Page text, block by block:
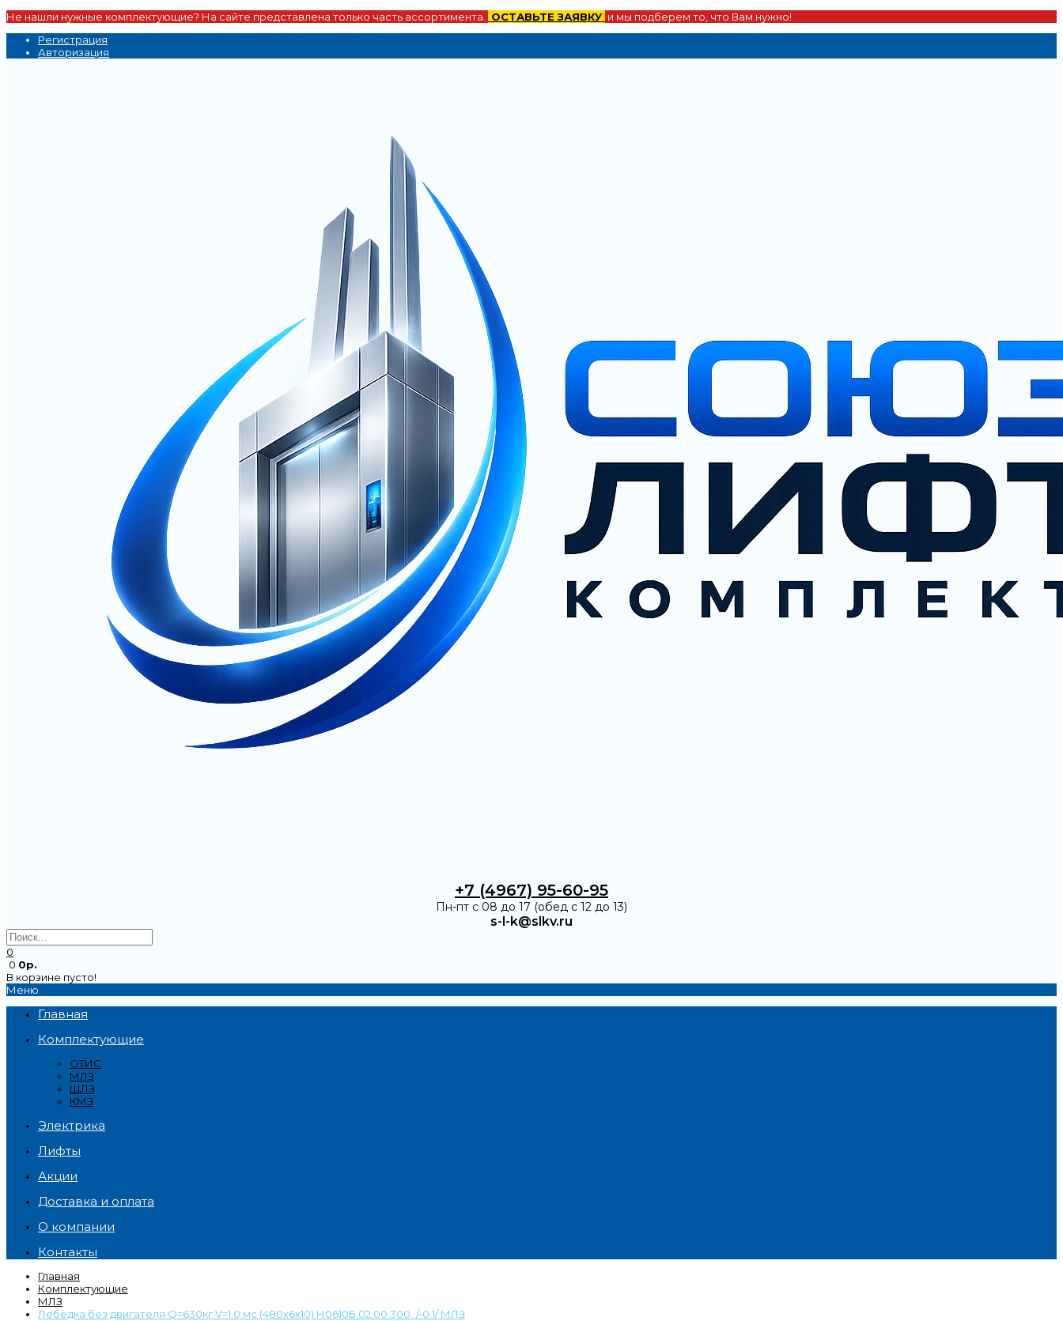
Не нашли нужные комплектующие? На сайте представлена только часть ассортимента. ОСТАВЬТЕ ЗАЯВКУ и мы подберем то, что Вам нужно!
Регистрация
Авторизация
+7 (4967) 95-60-95
Пн-пт с 08 до 17 (обед с 12 до 13)
s-l-k@slkv.ru
0
0 0р.
В корзине пусто!
Меню
Главная
Комплектующие
ОТИС
МЛЗ
ЩЛЗ
КМЗ
Электрика
Лифты
Акции
Доставка и оплата
О компании
Контакты
Главная
Комплектующие
МЛЗ
Лебедка без двигателя Q=630кг V=1.0 мс (480х6х10) Н0610Б.02.00.300../-0.1/ МЛЗ